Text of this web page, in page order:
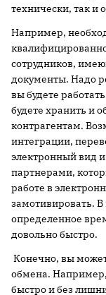
технически, так и
Например,
сотрудников,
документы. Надо
вы будете
будете хранить и
контрагентам.
интеграции,
электронный вид и
партнерами,
работе в
замотивировать.
определенное
довольно быстро.
Конечно, вы
обмена.
быстро и без